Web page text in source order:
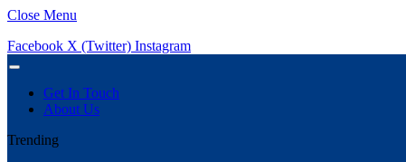
Close Menu
Facebook X (Twitter) Instagram
Get In Touch
About Us
Trending